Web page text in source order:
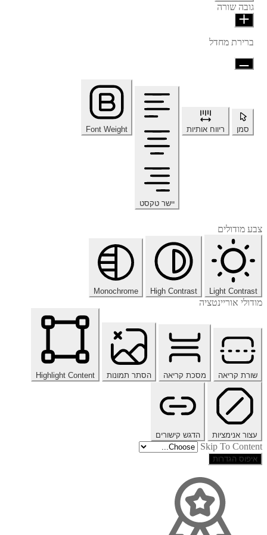
גובה שורה
ברירת מחדל
סמן ריווח אותיות
יישר טקסט
Font Weight
צבע מודולים
Light Contrast
High Contrast
Monochrome
מודולי אוריינטציה
שורת קריאה מסכת קריאה הסתר תמונות Highlight Content
עצור אנימציות הדגש קישורים
Skip To Content
איפוס הגדרות